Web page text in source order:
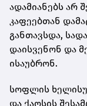
ადამიანებს არ
კაფეებთან
განთავსდა,
დაისვენონ და
ისაუბრონ.
სოფლის
და ქაოსის